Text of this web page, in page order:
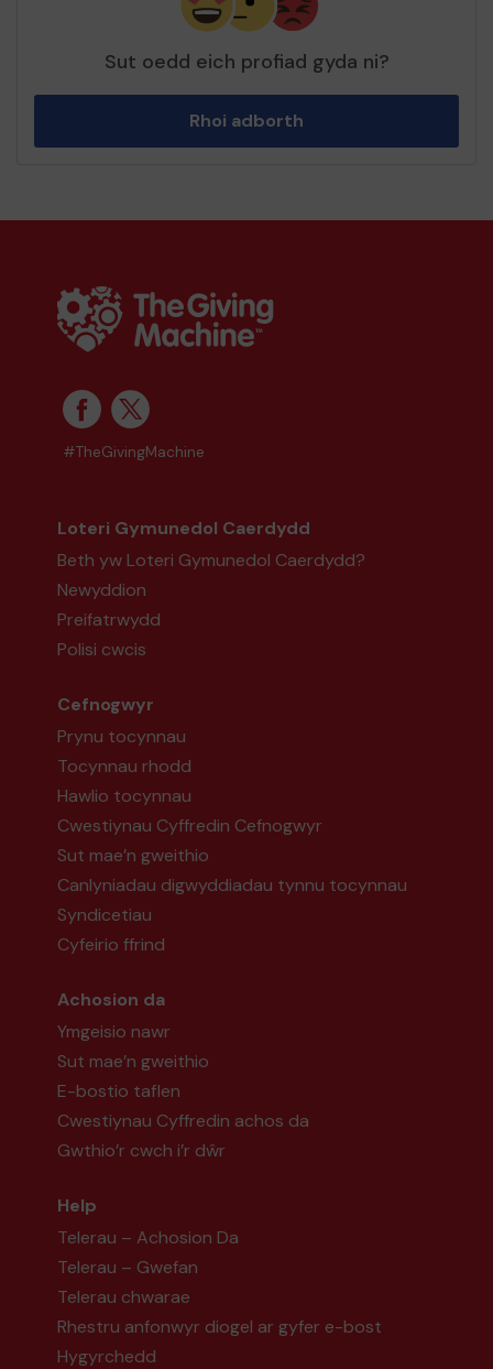
Sut oedd eich profiad gyda ni?
Rhoi adborth
#TheGivingMachine
Loteri Gymunedol Caerdydd
Beth yw Loteri Gymunedol Caerdydd?
Newyddion
Preifatrwydd
Polisi cwcis
Cefnogwyr
Prynu tocynnau
Tocynnau rhodd
Hawlio tocynnau
Cwestiynau Cyffredin Cefnogwyr
Sut mae’n gweithio
Canlyniadau digwyddiadau tynnu tocynnau
Syndicetiau
Cyfeirio ffrind
Achosion da
Ymgeisio nawr
Sut mae’n gweithio
E-bostio taflen
Cwestiynau Cyffredin achos da
Gwthio’r cwch i’r dŵr
Help
Telerau – Achosion Da
Telerau – Gwefan
Telerau chwarae
Rhestru anfonwyr diogel ar gyfer e-bost
Hygyrchedd